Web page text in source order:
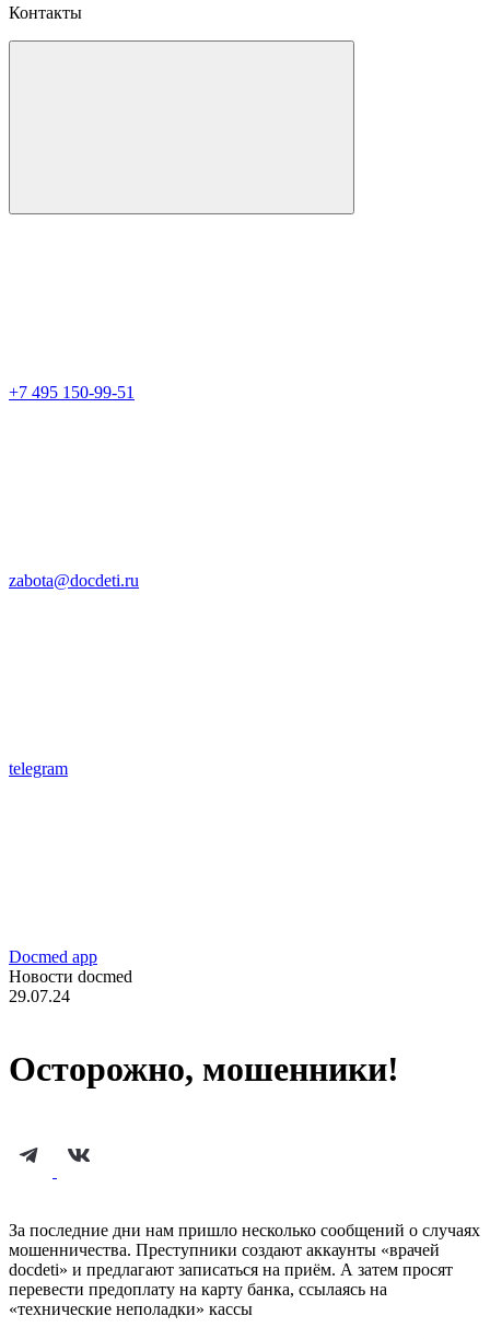
Контакты
+7 495 150-99-51
zabota@docdeti.ru
telegram
Docmed app
Новости docmed
29.07.24
Осторожно, мошенники!
За последние дни нам пришло несколько сообщений о случаях
мошенничества. Преступники создают аккаунты «врачей
docdeti» и предлагают записаться на приём. А затем просят
перевести предоплату на карту банка, ссылаясь на
«технические неполадки» кассы